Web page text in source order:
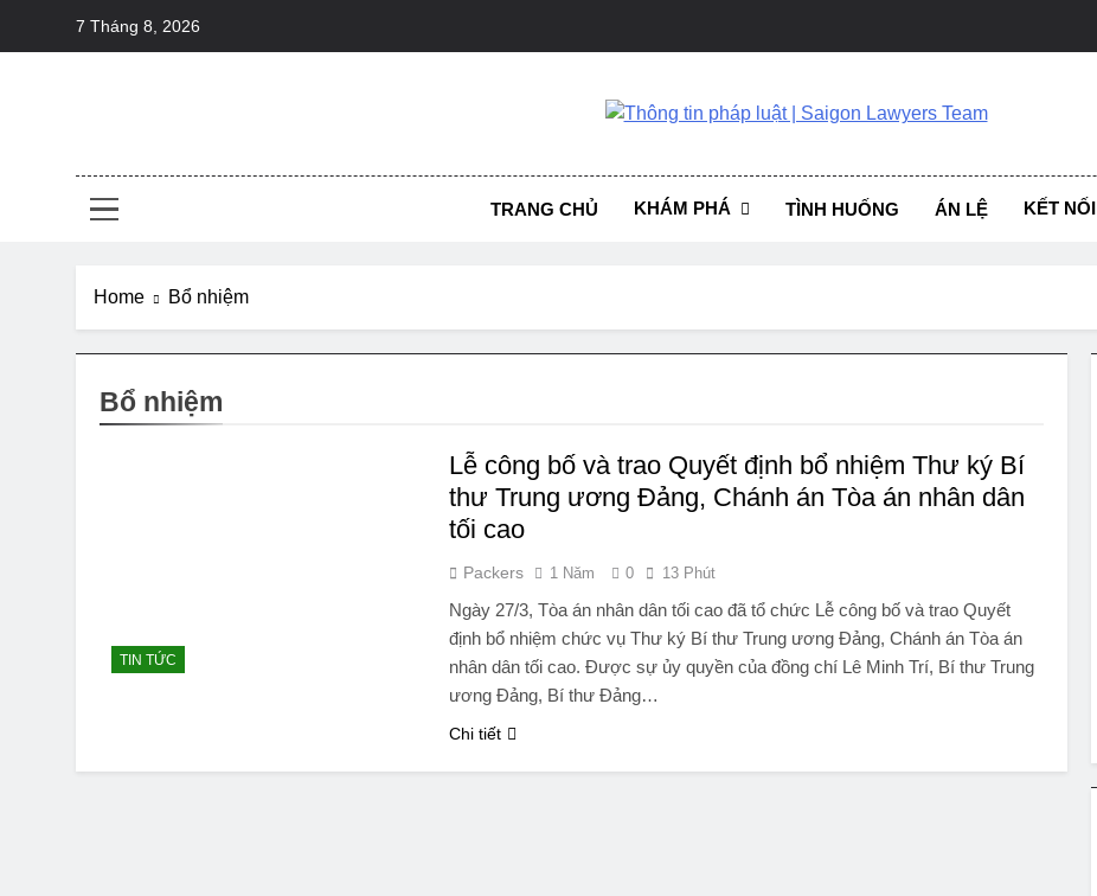
7 Tháng 8, 2026
TRANG CHỦ KHÁM PHÁ TÌNH HUỐNG ÁN LỆ KẾT NỐI
Home Bổ nhiệm
Bổ nhiệm
TIN TỨC
Lễ công bố và trao Quyết định bổ nhiệm Thư ký Bí
thư Trung ương Đảng, Chánh án Tòa án nhân dân
tối cao
Packers 1 Năm 0 13 Phút
Ngày 27/3, Tòa án nhân dân tối cao đã tổ chức Lễ công bố và trao Quyết
định bổ nhiệm chức vụ Thư ký Bí thư Trung ương Đảng, Chánh án Tòa án
nhân dân tối cao. Được sự ủy quyền của đồng chí Lê Minh Trí, Bí thư Trung
ương Đảng, Bí thư Đảng…
Chi tiết